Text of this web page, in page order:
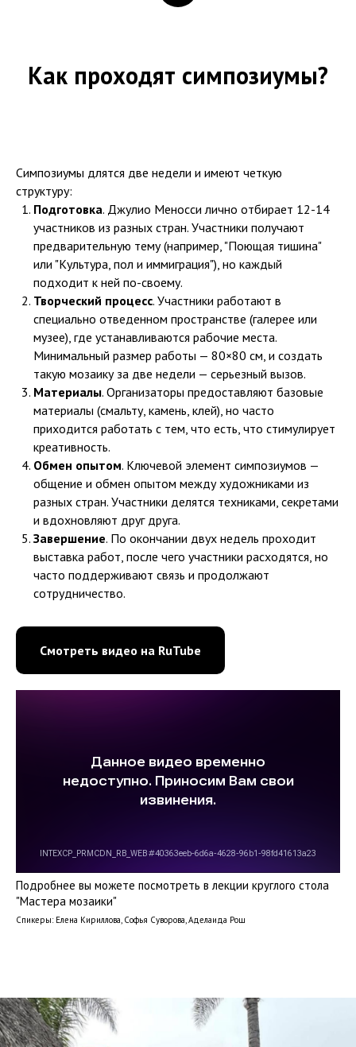
Как проходят симпозиумы?
Симпозиумы длятся две недели и имеют четкую
структуру:
Подготовка. Джулио Меносси лично отбирает 12-14
участников из разных стран. Участники получают
предварительную тему (например, "Поющая тишина"
или "Культура, пол и иммиграция"), но каждый
подходит к ней по-своему.
Творческий процесс. Участники работают в
специально отведенном пространстве (галерее или
музее), где устанавливаются рабочие места.
Минимальный размер работы — 80×80 см, и создать
такую мозаику за две недели — серьезный вызов.
Материалы. Организаторы предоставляют базовые
материалы (смальту, камень, клей), но часто
приходится работать с тем, что есть, что стимулирует
креативность.
Обмен опытом. Ключевой элемент симпозиумов —
общение и обмен опытом между художниками из
разных стран. Участники делятся техниками, секретами
и вдохновляют друг друга.
Завершение. По окончании двух недель проходит
выставка работ, после чего участники расходятся, но
часто поддерживают связь и продолжают
сотрудничество.
Смотреть видео на RuTube
Подробнее вы можете посмотреть в лекции круглого стола
"Мастера мозаики"
Спикеры: Елена Кириллова, Софья Суворова, Аделаида Рош